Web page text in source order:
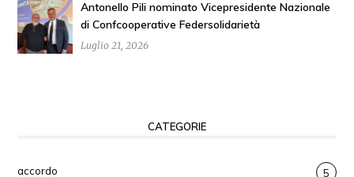
Antonello Pili nominato Vicepresidente Nazionale
di Confcooperative Federsolidarietà
Luglio 21, 2026
CATEGORIE
accordo 5